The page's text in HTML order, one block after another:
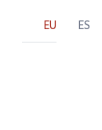
EU ES